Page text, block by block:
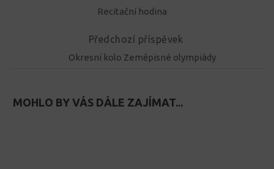
Recitační hodina
Předchozí příspěvek
Okresní kolo Zeměpisné olympiády
MOHLO BY VÁS DÁLE ZAJÍMAT...